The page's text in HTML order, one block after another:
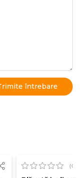
(0)